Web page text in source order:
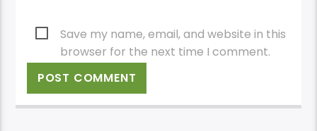
Save my name, email, and website in this
browser for the next time I comment.